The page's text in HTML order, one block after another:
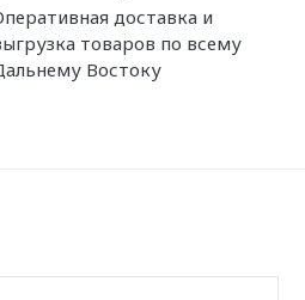
доставка и
товаров по всему
Востоку